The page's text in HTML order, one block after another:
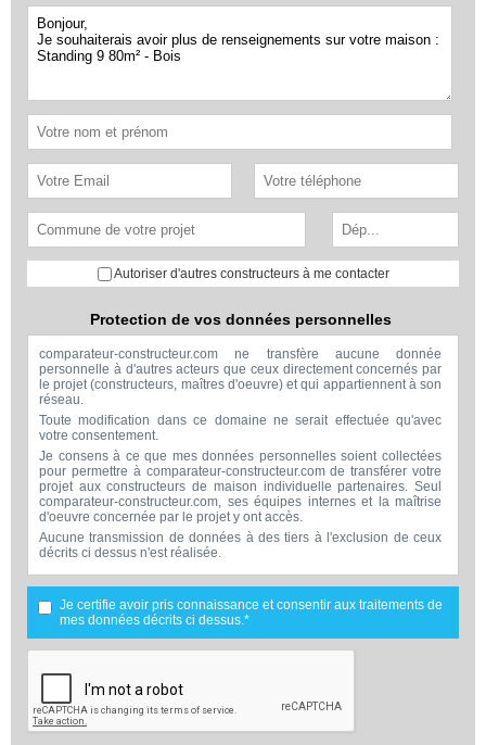
Autoriser d'autres constructeurs à me contacter
Protection de vos données personnelles
comparateur-constructeur.com ne transfère aucune donnée
personnelle à d'autres acteurs que ceux directement concernés par
le projet (constructeurs, maîtres d'oeuvre) et qui appartiennent à son
réseau.
Toute modification dans ce domaine ne serait effectuée qu'avec
votre consentement.
Je consens à ce que mes données personnelles soient collectées
pour permettre à comparateur-constructeur.com de transférer votre
projet aux constructeurs de maison individuelle partenaires. Seul
comparateur-constructeur.com, ses équipes internes et la maîtrise
d'oeuvre concernée par le projet y ont accès.
Aucune transmission de données à des tiers à l'exclusion de ceux
décrits ci dessus n'est réalisée.
Mes données téléphoniques seront uniquement utilisées par
comparateur-constructeur.com et la maîtrise d'ouvrage concernée
par votre projet dans le cadre de la qualification et du suivi de mon
projet.
Les données sont conservées pendant une durée de 18 mois
courant à partir des derniers contacts effectifs entre comparateur-
constructeur.com et vous ou comparateur-constructeur.com et un
membre de la maîtrise d'oeuvre en rapport avec ce projet et qui
serait en relation avec comparateur-constructeur sur ce projet.
Conformément à la loi « informatique et libertés », vous pouvez
Je certifie avoir pris connaissance et consentir aux traitements de
mes données décrits ci dessus.*